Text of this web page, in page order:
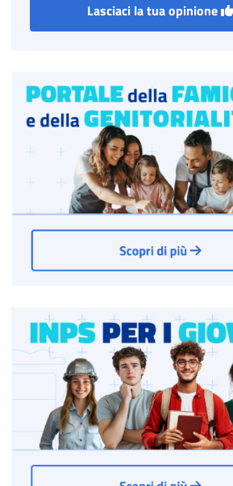
Lasciaci la tua opinione